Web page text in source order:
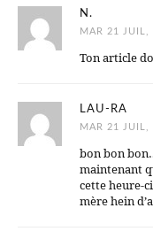
N.
MAR 21 JUIL,
Ton article
LAU-RA
MAR 21 JUIL,
bon bon
maintenant
cette heure-
mère hein